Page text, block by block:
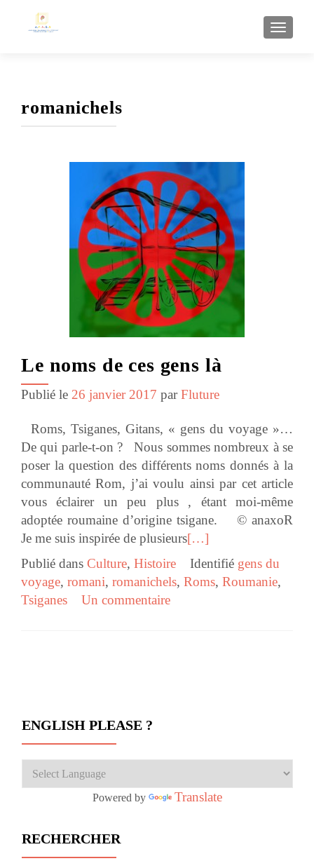
romanichels
Le noms de ces gens là
Publié le 26 janvier 2017 parFluture
Roms, Tsiganes, Gitans, « gens du voyage »…
De qui parle-t-on ? Nous sommes nombreux à se
poser la question des différents noms donnés à la
communauté Rom, j’ai voulu ainsi par cet article
vous éclairer un peu plus , étant moi-même
adoptée roumaine d’origine tsigane. © anaxoR
Je me suis inspirée de plusieurs[…]
Publié dans Culture, Histoire Identifié gens du
voyage, romani, romanichels, Roms, Roumanie,
Tsiganes
Un commentaire
ENGLISH PLEASE ?
Powered by Translate
RECHERCHER